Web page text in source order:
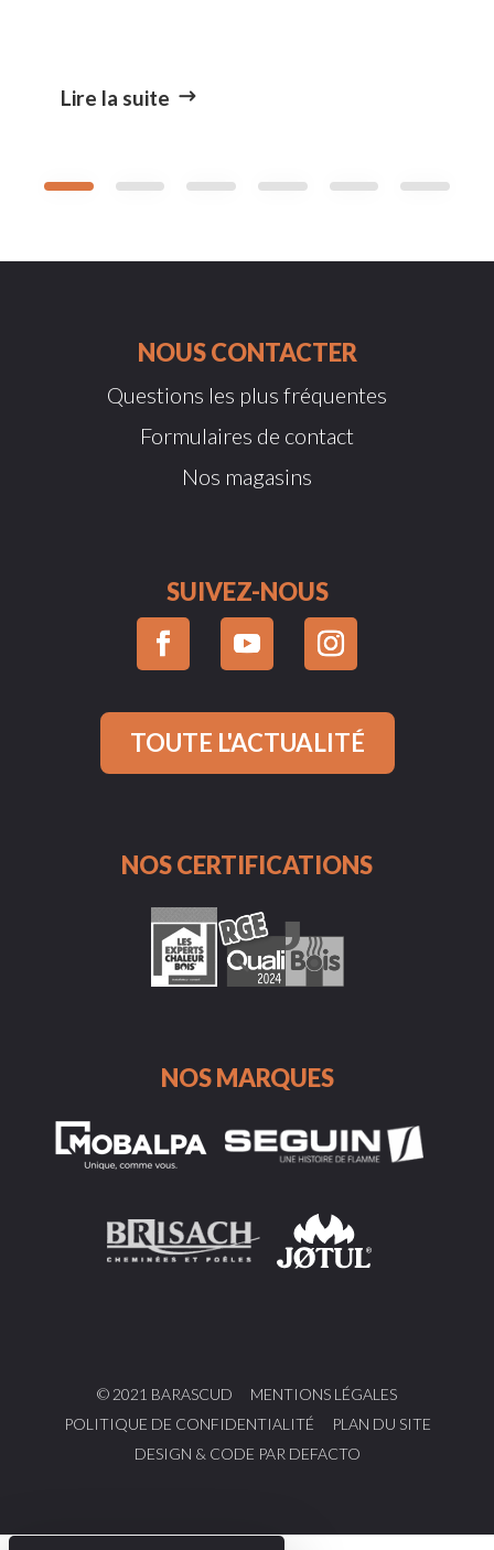
Lire la suite
NOUS CONTACTER
Questions les plus fréquentes
Formulaires de contact
Nos magasins
SUIVEZ-NOUS
TOUTE L'ACTUALITÉ
NOS CERTIFICATIONS
NOS MARQUES
© 2021 BARASCUD
MENTIONS LÉGALES
POLITIQUE DE CONFIDENTIALITÉ
PLAN DU SITE
DESIGN & CODE PAR DEFACTO